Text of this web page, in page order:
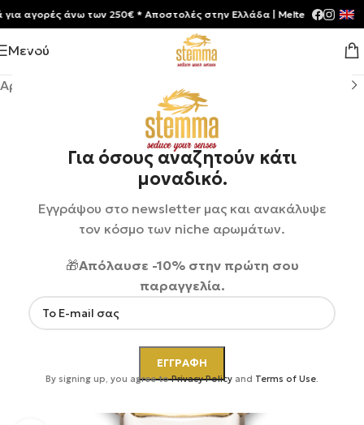
Για όσους αναζητούν κάτι
μοναδικό.
Εγγράψου στο newsletter μας και ανακάλυψε
τον κόσμο των niche αρωμάτων.
🎁Απόλαυσε -10% στην πρώτη σου
παραγγελία.
By signing up, you agree toPrivacy Policy and Terms of Use.
Μενού
Αρχική σελίδα Αρώματα
αγορές άνω των 250€ * Aποστολές στην Ελλάδα | Meltemia Exclusive